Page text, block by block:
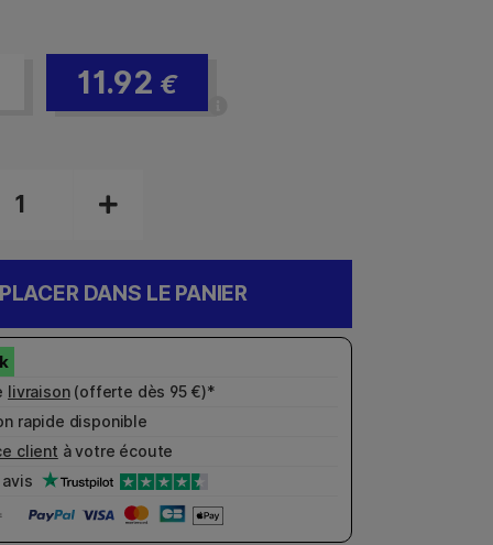
11.92 €
DANS LE PANIER
livraison(offerte dès 95 €)*
rapide disponible
client à votre écoute